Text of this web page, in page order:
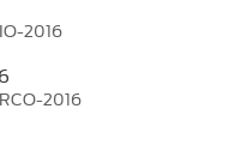
2016
2016